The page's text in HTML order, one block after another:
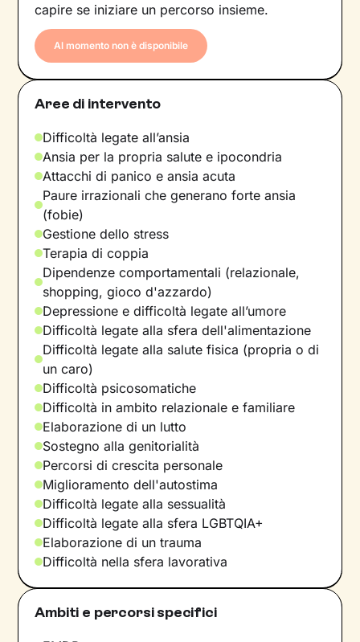
capire se iniziare un percorso insieme.
Al momento non è disponibile
Aree di intervento
Difficoltà legate all’ansia
Ansia per la propria salute e ipocondria
Attacchi di panico e ansia acuta
Paure irrazionali che generano forte ansia
(fobie)
Gestione dello stress
Terapia di coppia
Dipendenze comportamentali (relazionale,
shopping, gioco d'azzardo)
Depressione e difficoltà legate all’umore
Difficoltà legate alla sfera dell'alimentazione
Difficoltà legate alla salute fisica (propria o di
un caro)
Difficoltà psicosomatiche
Difficoltà in ambito relazionale e familiare
Elaborazione di un lutto
Sostegno alla genitorialità
Percorsi di crescita personale
Miglioramento dell'autostima
Difficoltà legate alla sessualità
Difficoltà legate alla sfera LGBTQIA+
Elaborazione di un trauma
Difficoltà nella sfera lavorativa
Ambiti e percorsi specifici